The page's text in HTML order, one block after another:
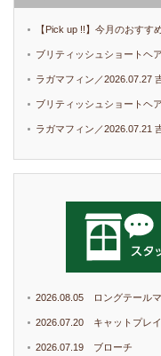
【Pick up !!】今月のおすす
ブリティッシュショートヘ
ラガマフィン／2026.07.27
ブリティッシュショートヘ
ラガマフィン／2026.07.21
2026.08.05 ロングテール
2026.07.20 キャットプレ
2026.07.19 ブローチ